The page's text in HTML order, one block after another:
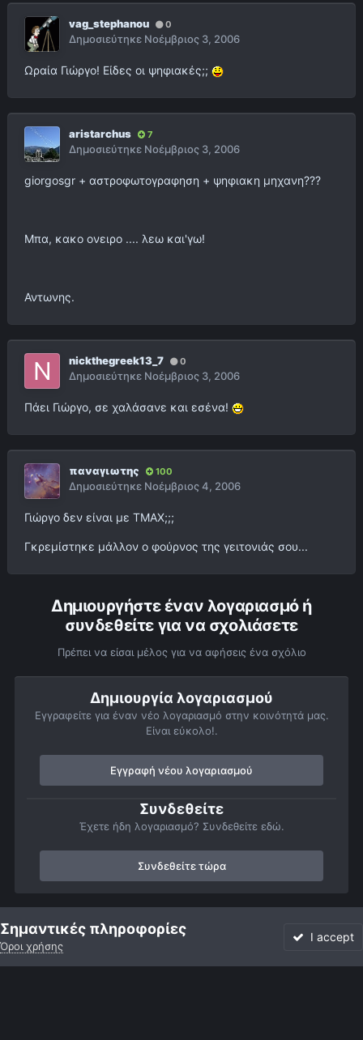
vag_stephanou 0
Δημοσιεύτηκε Νοέμβριος 3, 2006
Ωραία Γιώργο! Είδες οι ψηφιακές;;
aristarchus 7
Δημοσιεύτηκε Νοέμβριος 3, 2006
giorgosgr + αστροφωτογραφηση + ψηφιακη μηχανη???
Μπα, κακο ονειρο .... λεω και'γω!
Αντωνης.
nickthegreek13_7 0
Δημοσιεύτηκε Νοέμβριος 3, 2006
Πάει Γιώργο, σε χαλάσανε και εσένα!
παναγιωτης 100
Δημοσιεύτηκε Νοέμβριος 4, 2006
Γιώργο δεν είναι με TMAX;;;
Γκρεμίστηκε μάλλον ο φούρνος της γειτονιάς σου...
Δημιουργήστε έναν λογαριασμό ή
συνδεθείτε για να σχολιάσετε
Πρέπει να είσαι μέλος για να αφήσεις ένα σχόλιο
Δημιουργία λογαριασμού
Εγγραφείτε για έναν νέο λογαριασμό στην κοινότητά μας.
Είναι εύκολο!.
Εγγραφή νέου λογαριασμού
Συνδεθείτε
Έχετε ήδη λογαριασμό? Συνδεθείτε εδώ.
Συνδεθείτε τώρα
Αρχή Αστροφωτογραφίες Σελήνη
Σημαντικές πληροφορίες
Όροι χρήσης
I accept
Forum